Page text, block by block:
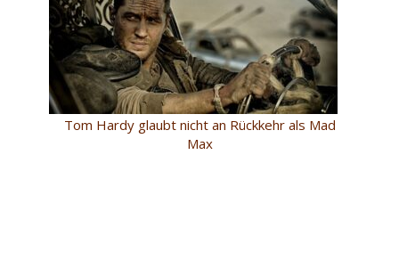
Tom Hardy glaubt nicht an Rückkehr als Mad
Max